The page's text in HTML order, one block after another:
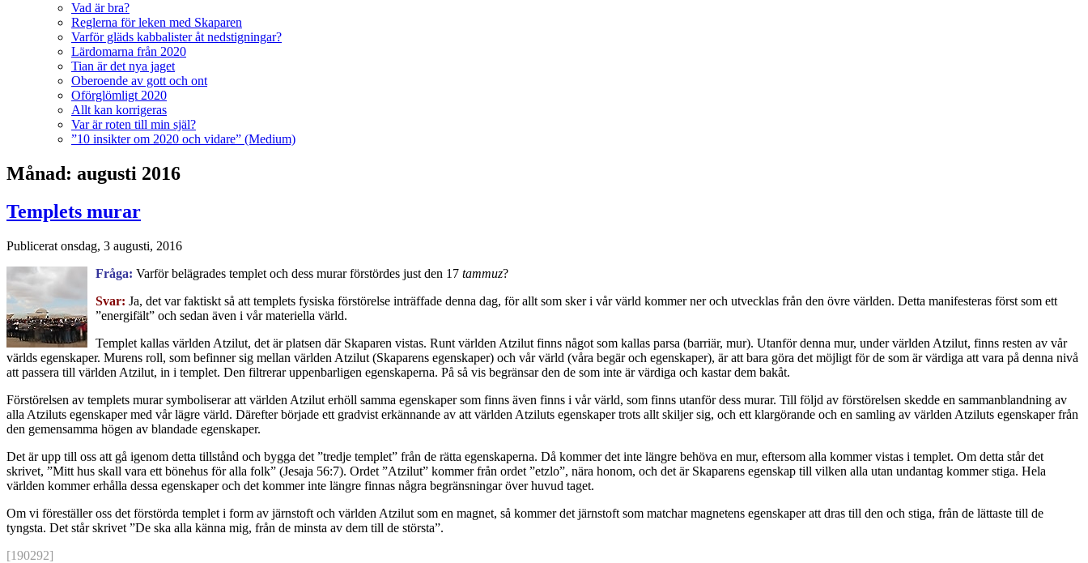
Vad är bra?
Reglerna för leken med Skaparen
Varför gläds kabbalister åt nedstigningar?
Lärdomarna från 2020
Tian är det nya jaget
Oberoende av gott och ont
Oförglömligt 2020
Allt kan korrigeras
Var är roten till min själ?
”10 insikter om 2020 och vidare” (Medium)
Månad: augusti 2016
Templets murar
Publicerat onsdag, 3 augusti, 2016
Fråga: Varför belägrades templet och dess murar förstördes just den 17 tammuz?
Svar: Ja, det var faktiskt så att templets fysiska förstörelse inträffade denna dag, för allt som sker i vår värld kommer ner och utvecklas från den övre världen. Detta manifesteras först som ett
”energifält” och sedan även i vår materiella värld.
Templet kallas världen Atzilut, det är platsen där Skaparen vistas. Runt världen Atzilut finns något som kallas parsa (barriär, mur). Utanför denna mur, under världen Atzilut, finns resten av vår
världs egenskaper. Murens roll, som befinner sig mellan världen Atzilut (Skaparens egenskaper) och vår värld (våra begär och egenskaper), är att bara göra det möjligt för de som är värdiga att vara på denna nivå
att passera till världen Atzilut, in i templet. Den filtrerar uppenbarligen egenskaperna. På så vis begränsar den de som inte är värdiga och kastar dem bakåt.
Förstörelsen av templets murar symboliserar att världen Atzilut erhöll samma egenskaper som finns även finns i vår värld, som finns utanför dess murar. Till följd av förstörelsen skedde en sammanblandning av
alla Atziluts egenskaper med vår lägre värld. Därefter började ett gradvist erkännande av att världen Atziluts egenskaper trots allt skiljer sig, och ett klargörande och en samling av världen Atziluts egenskaper från
den gemensamma högen av blandade egenskaper.
Det är upp till oss att gå igenom detta tillstånd och bygga det ”tredje templet” från de rätta egenskaperna. Då kommer det inte längre behöva en mur, eftersom alla kommer vistas i templet. Om detta står det
skrivet, ”Mitt hus skall vara ett bönehus för alla folk” (Jesaja 56:7). Ordet ”Atzilut” kommer från ordet ”etzlo”, nära honom, och det är Skaparens egenskap till vilken alla utan undantag kommer stiga. Hela
världen kommer erhålla dessa egenskaper och det kommer inte längre finnas några begränsningar över huvud taget.
Om vi föreställer oss det förstörda templet i form av järnstoft och världen Atzilut som en magnet, så kommer det järnstoft som matchar magnetens egenskaper att dras till den och stiga, från de lättaste till de
tyngsta. Det står skrivet ”De ska alla känna mig, från de minsta av dem till de största”.
[190292]